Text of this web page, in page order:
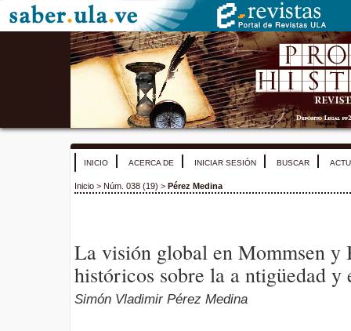
INICIO ACERCA DE INICIAR SESIÓN BUSCAR
Inicio > Núm. 038 (19) > Pérez Medina
La visión global en Mommsen y
históricos sobre la a ntigüedad y
Simón Vladimir Pérez Medina